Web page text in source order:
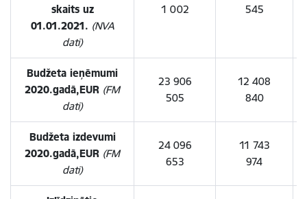
skaits uz
01.01.2021. (NVA
dati)
1 002 545
Budžeta ieņēmumi
2020.gadā,EUR (FM
dati)
23 906
505
12 408
840
Budžeta izdevumi
2020.gadā,EUR (FM
dati)
24 096
653
11 743
974